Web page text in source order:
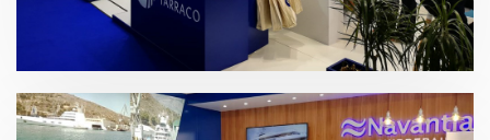
Mónaco Yacht Show 2019 | Port Tarraco